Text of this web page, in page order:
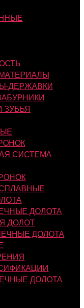
ДЕРЖАВКИ
ЗУБЬЯ
СИСТЕМА
ДОЛОТА
ДОЛОТ
ДОЛОТА
ДОЛОТА